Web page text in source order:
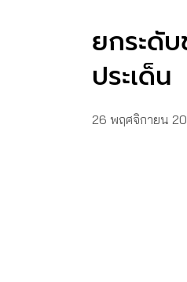
ยกระดั
ประเด็น
26 พฤศจิกายน